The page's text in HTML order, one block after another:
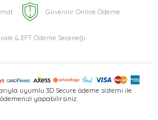
Güvenilir Online Ödeme
& EFT Ödeme Seçeneği
uyumlu 3D Secure ödeme sistemi ile
yapabilirsiniz.